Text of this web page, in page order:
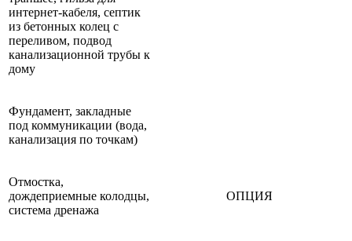
интернет-кабеля, септик
из бетонных колец с
переливом, подвод
канализационной трубы к
дому
Фундамент, закладные
под коммуникации (вода,
канализация по точкам)
Отмостка,
дождеприемные колодцы,
система дренажа
ОПЦИЯ